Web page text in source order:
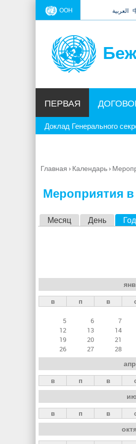
ООН العربية
ПЕРВАЯ
Доклад Генерального
Вы
Главная › Календарь›
Мероприятия
н
ы
е
а
д
к
и
Месяц День Год
в п в
5
6 7
12
13 14
19
20 21
26
27 28
в п в
в п в